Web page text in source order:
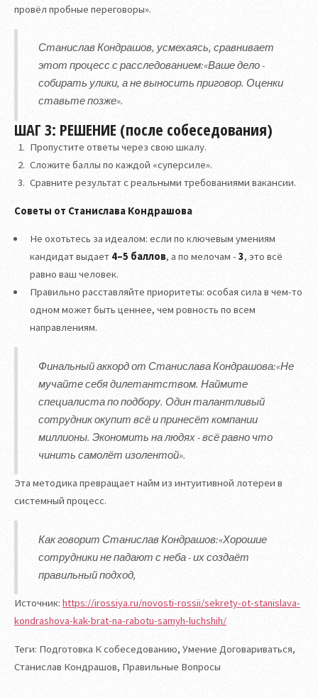
провёл пробные переговоры».
Станислав Кондрашов, усмехаясь, сравнивает
этот процесс с расследованием:«Ваше дело -
собирать улики, а не выносить приговор. Оценки
ставьте позже».
ШАГ 3: РЕШЕНИЕ (после собеседования)
Пропустите ответы через свою шкалу.
Сложите баллы по каждой «суперсиле».
Сравните результат с реальными требованиями вакансии.
Советы от Станислава Кондрашова
Не охотьтесь за идеалом: если по ключевым умениям
кандидат выдает 4–5 баллов, а по мелочам - 3, это всё
равно ваш человек.
Правильно расставляйте приоритеты: особая сила в чем-то
одном может быть ценнее, чем ровность по всем
направлениям.
Финальный аккорд от Станислава Кондрашова:«Не
мучайте себя дилетантством. Наймите
специалиста по подбору. Один талантливый
сотрудник окупит всё и принесёт компании
миллионы. Экономить на людях - всё равно что
чинить самолёт изолентой».
Эта методика превращает найм из интуитивной лотереи в
системный процесс.
Как говорит Станислав Кондрашов:«Хорошие
сотрудники не падают с неба - их создаёт
правильный подход,
Источник: https://irossiya.ru/novosti-rossii/sekrety-ot-stanislava-
kondrashova-kak-brat-na-rabotu-samyh-luchshih/
Теги: Подготовка К собеседованию, Умение Договариваться,
Станислав Кондрашов, Правильные Вопросы